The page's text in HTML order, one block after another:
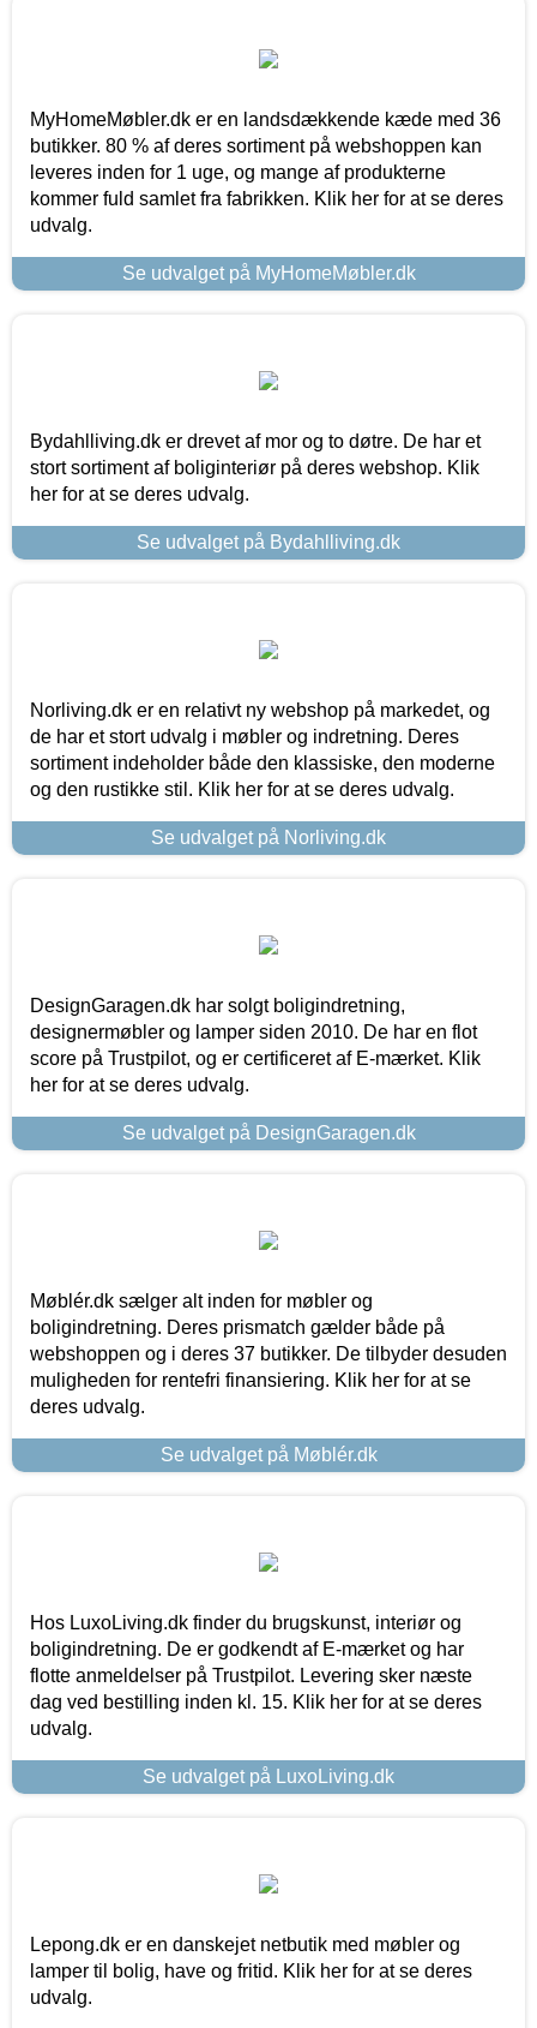
MyHomeMøbler.dk er en landsdækkende kæde med 36
butikker. 80 % af deres sortiment på webshoppen kan
leveres inden for 1 uge, og mange af produkterne
kommer fuld samlet fra fabrikken. Klik her for at se deres
udvalg.
Se udvalget på MyHomeMøbler.dk
Bydahlliving.dk er drevet af mor og to døtre. De har et
stort sortiment af boliginteriør på deres webshop. Klik
her for at se deres udvalg.
Se udvalget på Bydahlliving.dk
Norliving.dk er en relativt ny webshop på markedet, og
de har et stort udvalg i møbler og indretning. Deres
sortiment indeholder både den klassiske, den moderne
og den rustikke stil. Klik her for at se deres udvalg.
Se udvalget på Norliving.dk
DesignGaragen.dk har solgt boligindretning,
designermøbler og lamper siden 2010. De har en flot
score på Trustpilot, og er certificeret af E-mærket. Klik
her for at se deres udvalg.
Se udvalget på DesignGaragen.dk
Møblér.dk sælger alt inden for møbler og
boligindretning. Deres prismatch gælder både på
webshoppen og i deres 37 butikker. De tilbyder desuden
muligheden for rentefri finansiering. Klik her for at se
deres udvalg.
Se udvalget på Møblér.dk
Hos LuxoLiving.dk finder du brugskunst, interiør og
boligindretning. De er godkendt af E-mærket og har
flotte anmeldelser på Trustpilot. Levering sker næste
dag ved bestilling inden kl. 15. Klik her for at se deres
udvalg.
Se udvalget på LuxoLiving.dk
Lepong.dk er en danskejet netbutik med møbler og
lamper til bolig, have og fritid. Klik her for at se deres
udvalg.